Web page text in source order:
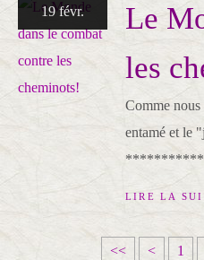
19 févr.
Le
les
Comme
entamé et le
LIRE LA
<< < 1